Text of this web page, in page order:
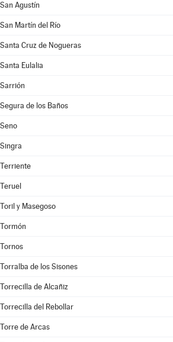
San Agustín
San Martín del Río
Santa Cruz de Nogueras
Santa Eulalia
Sarrión
Segura de los Baños
Seno
Singra
Terriente
Teruel
Toril y Masegoso
Tormón
Tornos
Torralba de los Sisones
Torrecilla de Alcañiz
Torrecilla del Rebollar
Torre de Arcas